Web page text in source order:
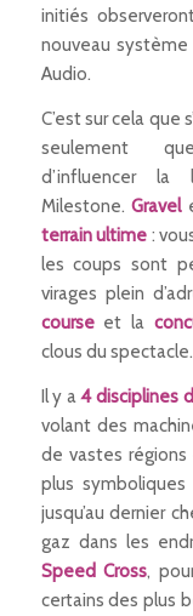
initiés
nouveau système
Audio.
C’est sur cela que
seulement
d’influencer la
Milestone.Gravel
terrain ultime :
les coups sont
virages plein
courseet la
clous du spectacle.
Il y a4 disciplines
volant des
de vastes
plus
jusqu’au dernier
gaz dans les
Speed Cross,
certains des plus